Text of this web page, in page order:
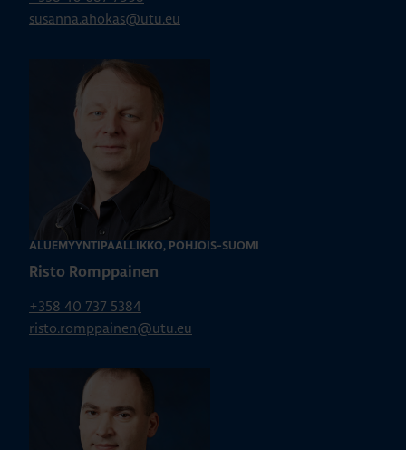
susanna.ahokas@utu.eu
ALUEMYYNTIPÄÄLLIKKÖ, POHJOIS-SUOMI
Risto Romppainen
+358 40 737 5384
risto.romppainen@utu.eu